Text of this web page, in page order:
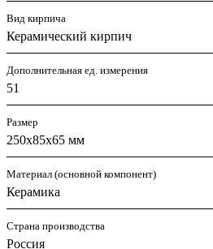
Вид кирпича
Керамический кирпич
Дополнительная ед. измерения
51
Размер
250х85х65 мм
Материал (основной компонент)
Керамика
Страна производства
Россия